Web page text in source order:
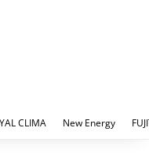
CLIMA New Energy